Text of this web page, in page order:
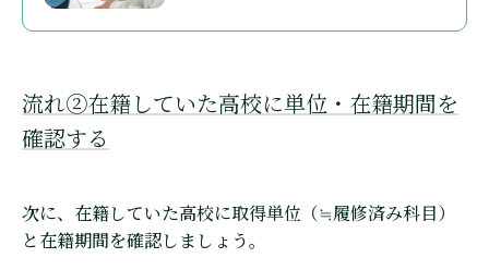
流れ②在籍していた高校に単位・在籍期間を
確認する
次に、在籍していた高校に取得単位（≒履修済み科目）
と在籍期間を確認しましょう。